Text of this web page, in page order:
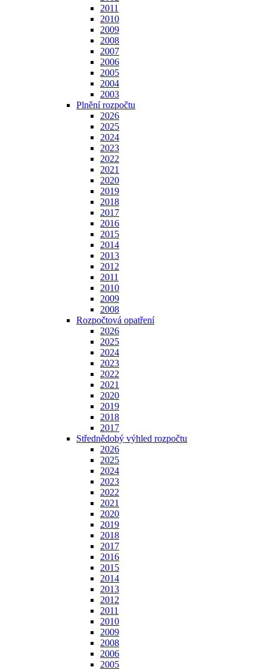
2011
2010
2009
2008
2007
2006
2005
2004
2003
Plnění rozpočtu
2026
2025
2024
2023
2022
2021
2020
2019
2018
2017
2016
2015
2014
2013
2012
2011
2010
2009
2008
Rozpočtová opatření
2026
2025
2024
2023
2022
2021
2020
2019
2018
2017
Střednědobý výhled rozpočtu
2026
2025
2024
2023
2022
2021
2020
2019
2018
2017
2016
2015
2014
2013
2012
2011
2010
2009
2008
2006
2005